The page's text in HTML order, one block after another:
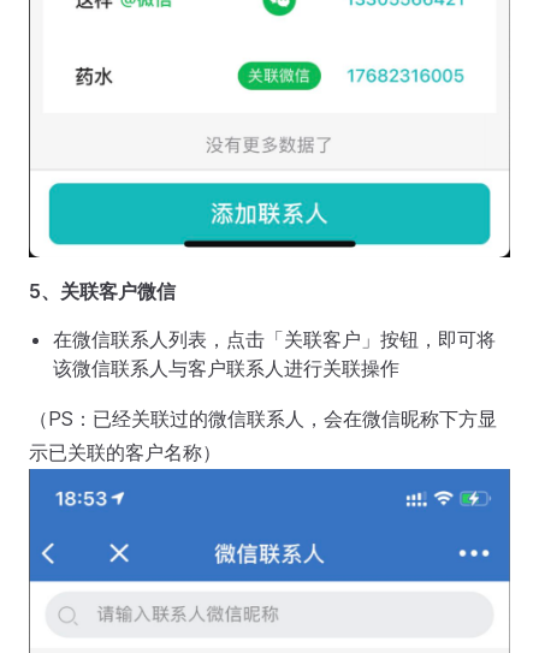
5、关联客户微信
在微信联系人列表，点击「关联客户」按钮，即可将
该微信联系人与客户联系人进行关联操作
（PS：已经关联过的微信联系人，会在微信昵称下方显
示已关联的客户名称）